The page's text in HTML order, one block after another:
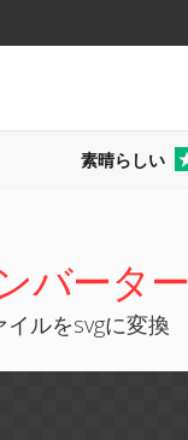
素晴らしい
バーター
ルをsvgに変換